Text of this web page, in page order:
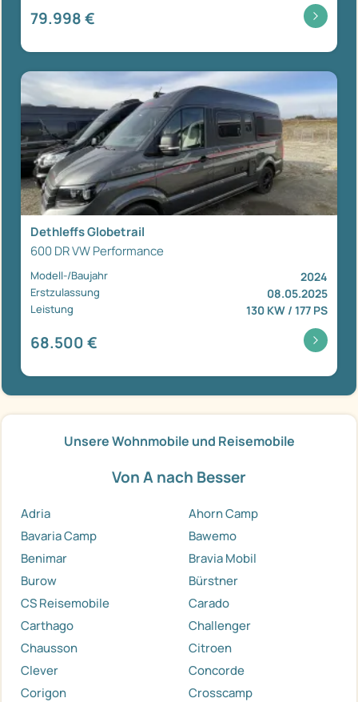
79.998 €
Dethleffs Globetrail
600 DR VW Performance
Modell-/Baujahr 2024
Erstzulassung 08.05.2025
Leistung 130 KW / 177 PS
68.500 €
Unsere Wohnmobile und Reisemobile
Von A nach Besser
Adria
Ahorn Camp
Bavaria Camp
Bawemo
Benimar
Bravia Mobil
Burow
Bürstner
CS Reisemobile
Carado
Carthago
Challenger
Chausson
Citroen
Clever
Concorde
Corigon
Crosscamp